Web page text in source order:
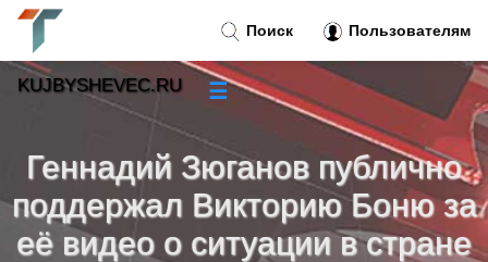
Геннадий Зюганов публично
поддержал Викторию Боню за
её видео о ситуации в стране
Поиск Пользователям
KUJBYSHEVEC.RU ☰
Новости»
Тренды новостей »
Рубрики»